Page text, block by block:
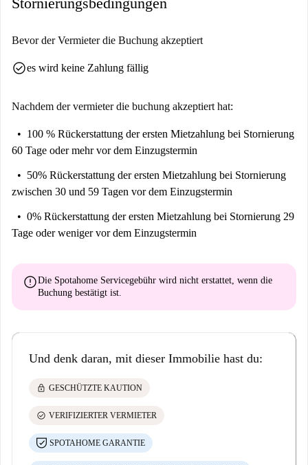
sich unter anderem der Vilhelman Ostvaldam, der Krišjāņa Barona
Berga Bazārs und die Rīgas Latviešu Biedrības Nams kulturelle und
Wohnumfeld.
Bevor der Vermieter die Buchung akzeptiert
check_circlees wird keine Zahlung fällig
Nachdem der vermieter die buchung akzeptiert hat:
100 % Rückerstattung der ersten Mietzahlung bei Stornierung
60 Tage oder mehr vor dem Einzugstermin
50% Rückerstattung der ersten Mietzahlung bei Stornierung
zwischen 30 und 59 Tagen vor dem Einzugstermin
0% Rückerstattung der ersten Mietzahlung bei Stornierung 29
Tage oder weniger vor dem Einzugstermin
errorDie Spotahome Servicegebühr wird nicht erstattet, wenn die
Buchung bestätigt ist.
Und denk daran, mit dieser Immobilie hast du:
lock GESCHÜTZTE KAUTION
check_circle VERIFIZIERTER VERMIETER
SPOTAHOME GARANTIE